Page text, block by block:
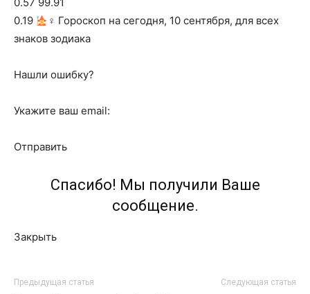
0.19
‍♀ Гороскоп на сегодня, 10 сентября, для всех
знаков зодиака
Нашли ошибку?
Укажите ваш email:
Отправить
Спасибо! Мы получили Ваше
сообщение.
Закрыть
Предыдущая статья Следующая статья